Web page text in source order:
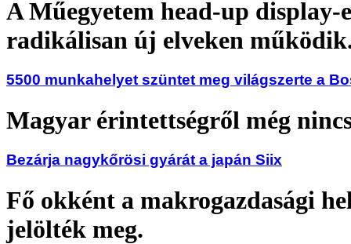
A Műegyetem head-up display-e
radikálisan új elveken
5500 munkahelyet szüntet meg világszerte a
Magyar érintettségről még
Bezárja nagykőrösi gyárát a japán Siix
Fő okként a makrogazdasági
jelölték meg.